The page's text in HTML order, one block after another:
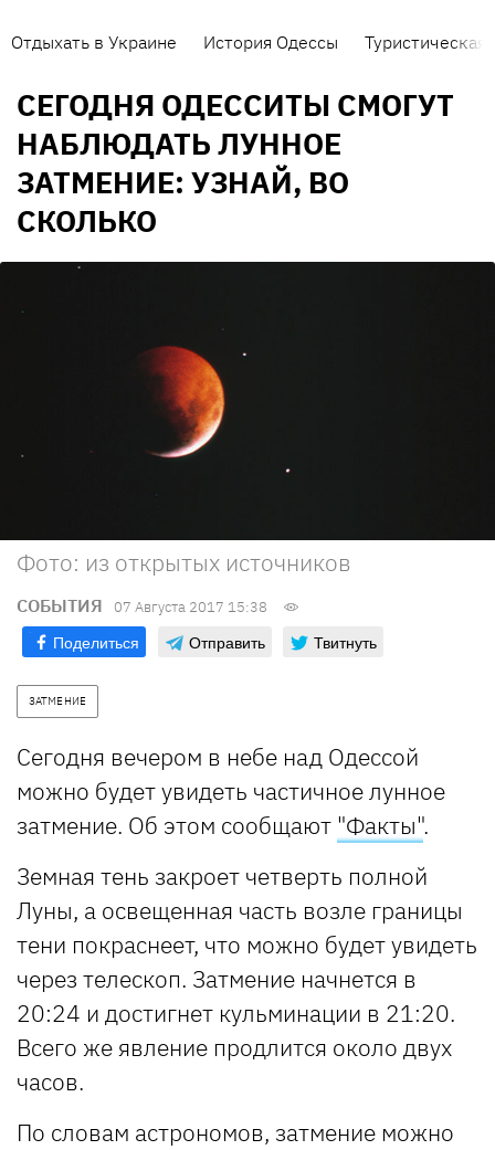
Отдыхать в Украине История Одессы Туристическая
СЕГОДНЯ ОДЕССИТЫ СМОГУТ
НАБЛЮДАТЬ ЛУННОЕ
ЗАТМЕНИЕ: УЗНАЙ, ВО
СКОЛЬКО
Фото: из открытых источников
СОБЫТИЯ 07 Августа 2017 15:38
Поделиться Отправить Твитнуть
ЗАТМЕНИЕ
Сегодня вечером в небе над Одессой
можно будет увидеть частичное лунное
затмение. Об этом сообщают "Факты".
Земная тень закроет четверть полной
Луны, а освещенная часть возле границы
тени покраснеет, что можно будет увидеть
через телескоп. Затмение начнется в
20:24 и достигнет кульминации в 21:20.
Всего же явление продлится около двух
часов.
По словам астрономов, затмение можно